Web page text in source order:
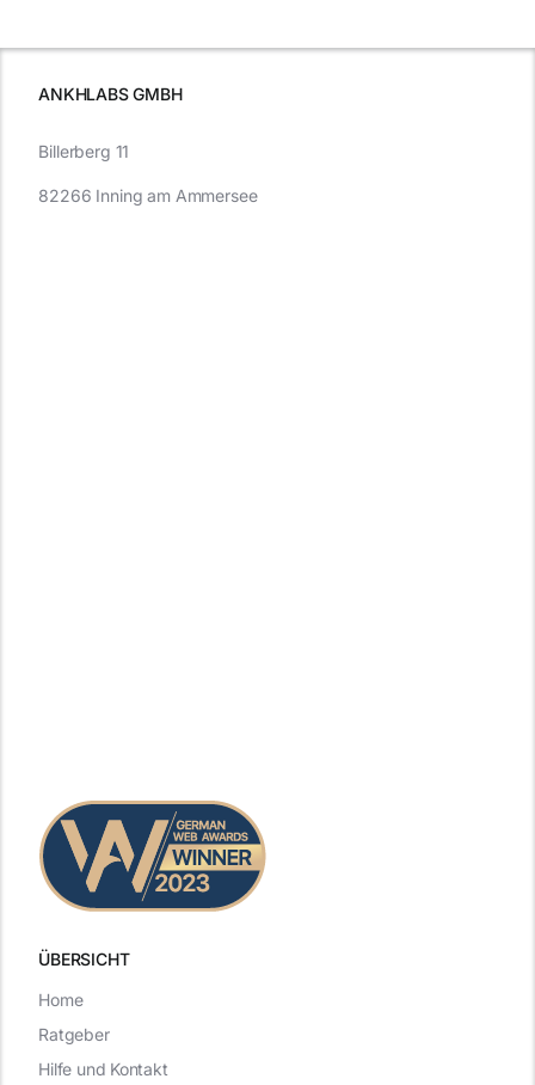
müssen
ANKHLABS GMBH
ÜBERSICHT
Billerberg 11
82266 Inning am Ammersee
Home
Ratgeber
Hilfe und Kontakt